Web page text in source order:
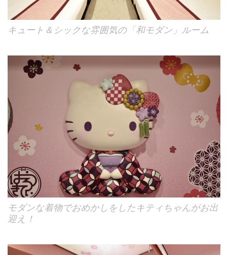
キュート＆シックな雰囲気の「和モダン」ルーム
モダンな着物でおめかしをしたキティちゃんがお出
迎え！